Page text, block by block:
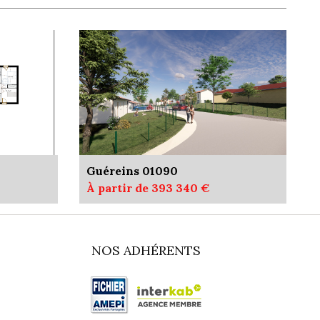
Guéreins 01090
À partir de 393 340 €
NOS ADHÉRENTS